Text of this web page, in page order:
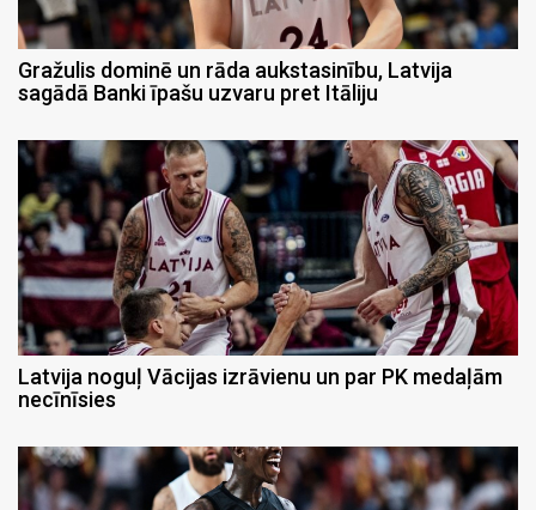
Gražulis dominē un rāda aukstasinību, Latvija
sagādā Banki īpašu uzvaru pret Itāliju
Latvija noguļ Vācijas izrāvienu un par PK medaļām
necīnīsies